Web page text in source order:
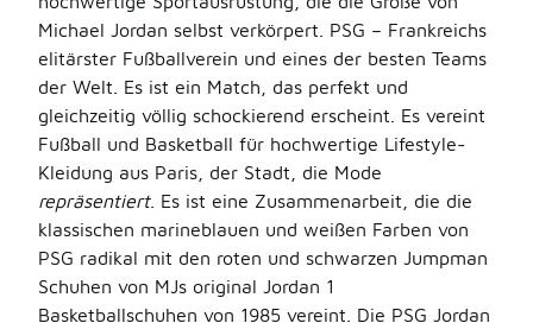
Michael Jordan selbst verkörpert. PSG – Frankreichs
elitärster Fußballverein und eines der besten Teams
der Welt. Es ist ein Match, das perfekt und
gleichzeitig völlig schockierend erscheint. Es vereint
Fußball und Basketball für hochwertige Lifestyle-
Kleidung aus Paris, der Stadt, die Mode
repräsentiert. Es ist eine Zusammenarbeit, die die
klassischen marineblauen und weißen Farben von
PSG radikal mit den roten und schwarzen Jumpman
Schuhen von MJs original Jordan 1
Basketballschuhen von 1985 vereint. Die PSG Jordan